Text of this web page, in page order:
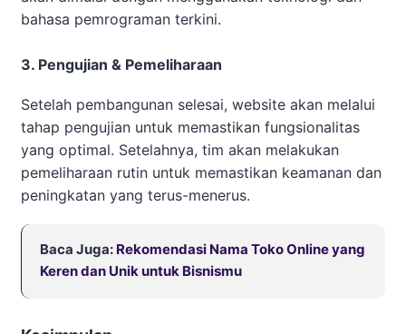
bahasa pemrograman terkini.
3. Pengujian & Pemeliharaan
Setelah pembangunan selesai, website akan melalui
tahap pengujian untuk memastikan fungsionalitas
yang optimal. Setelahnya, tim akan melakukan
pemeliharaan rutin untuk memastikan keamanan dan
peningkatan yang terus-menerus.
Baca Juga: Rekomendasi Nama Toko Online yang
Keren dan Unik untuk Bisnismu